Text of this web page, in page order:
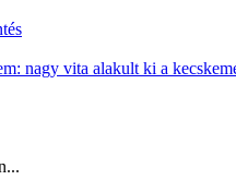
nagy vita alakult ki a